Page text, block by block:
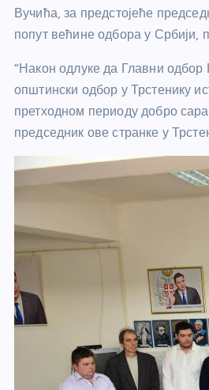
Вучића, за предстојеће
попут већине одбора у
“Након одлуке да Главни
општински одбор у Трстенику
претходном периоду добро
председник ове странке у